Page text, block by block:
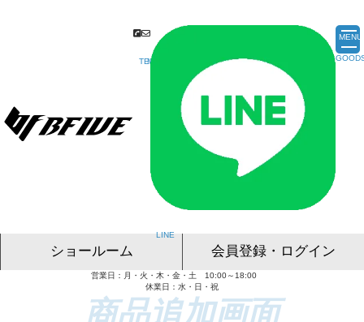
MENU
ショールーム
東京ショールーム
名古屋ショールーム
大阪ショールーム
福岡ショールーム
会員登録・ログイン
営業日：月・火・木・金・土 10:00～18:00
休業日：水・日・祝